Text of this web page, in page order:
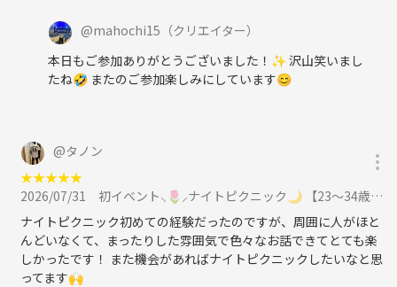
@mahochi15 （クリエイター）
本日もご参加ありがとうございました！✨️ 沢山笑いまし
たね🤣 またのご参加楽しみにしています😊
@タノン
★★★★★
2026/07/31
初イベント⸜🌷︎⸝‍ナイトピクニック🌙 【23～34歳中心】みんなでワイワイ楽しもう🧺💫に参加
ナイトピクニック初めての経験だったのですが、周囲に人がほと
んどいなくて、まったりした雰囲気で色々なお話できてとても楽
しかったです！ また機会があればナイトピクニックしたいなと思
ってます🙌